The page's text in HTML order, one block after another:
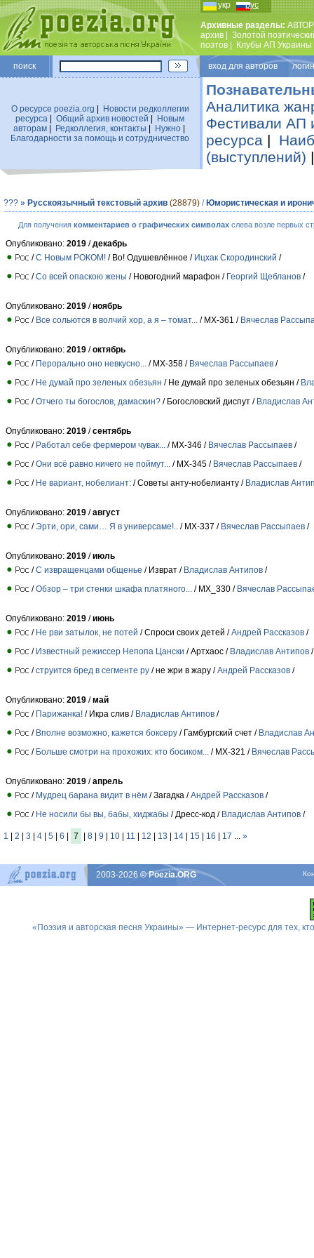
укр рус
Архивные разделы:
архив
Золотой
поэтов
Клубы АП Украины
поиск вход для авторов
О ресурсе poezia.org
Новости редколлегии
ресурса
Общий архив новостей
Новым
авторам| Редколлегия, контакты Нужно|
Благодарности за помощь и сотрудничество
Аналитика
Фестивали АП
ресурса |
(выступлений)
??? » Русскоязычный текстовый архив (28879) / Юмористическая и
Для получения комментариев о графических символахслева возле первых
Опубликовано: 2019 /декабрь
/С Новым РОКОМ! / Во! Одушевлённое / Ицхак Скородинский /
/Со всей опаскою жены / Новогодний марафон / Георгий Щебланов /
Опубликовано: 2019 /ноябрь
/ Все сольются в волчий хор, а я – томат... / МХ-361 / Вячеслав
Опубликовано: 2019 /октябрь
/ Перорально оно невкусно... / МХ-358 / Вячеслав Рассыпаев /
/ Не думай про зеленых обезьян / Не думай про зеленых обезьян /
/Отчего ты богослов, дамаскин? / Богословский диспут / Владислав
Опубликовано: 2019 /сентябрь
/ Работал себе фермером чувак... / МХ-346 / Вячеслав Рассыпаев /
/Они всё равно ничего не поймут... / МХ-345 / Вячеслав Рассыпаев /
/ Не вариант, нобелиант: / Советы анту-нобелианту / Владислав
Опубликовано: 2019 /август
/Эрти, ори, сами… Я в универсаме!.. / МХ-337 / Вячеслав Рассыпаев /
Опубликовано: 2019 /июль
/С извращенцами общенье / Изврат / Владислав Антипов /
/Обзор – три стенки шкафа платяного... / МХ_330 / Вячеслав
Опубликовано: 2019 /июнь
/ Не рви затылок, не потей / Спроси своих детей /Андрей Рассказов /
/ Известный режиссер Непопа Цански / Артхаос / Владислав Антипов /
/струится бред в сегменте ру / не жри в жару /Андрей Рассказов /
Опубликовано: 2019 /май
/ Парижанка! / Икра слив / Владислав Антипов /
/ Вполне возможно, кажется боксеру / Гамбургский счет / Владислав
/ Больше смотри на прохожих: кто босиком... / МХ-321 / Вячеслав
Опубликовано: 2019 /апрель
/ Мудрец барана видит в нём / Загадка /Андрей Рассказов /
/ Не носили бы вы, бабы, хиджабы / Дресс-код / Владислав Антипов /
1 | 2 | 3 | 4 | 5 | 6 | 7 | 8 | 9 | 10 | 11 | 12 | 13 | 14 | 15 | 16 | 17 »
2003-2026© Poezia.ORG
«Поэзия и авторская песня Украины» — Интернет-ресурс для тех,